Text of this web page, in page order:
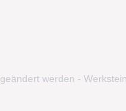
werden -